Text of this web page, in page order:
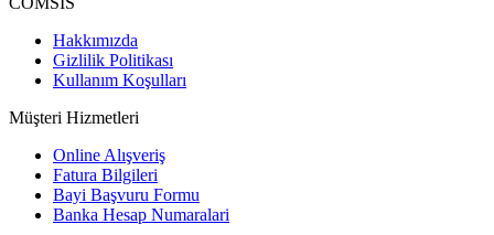
Hakkımızda
Gizlilik Politikası
Kullanım Koşulları
Müşteri Hizmetleri
Online Alışveriş
Fatura Bilgileri
Bayi Başvuru Formu
Banka Hesap Numaralari